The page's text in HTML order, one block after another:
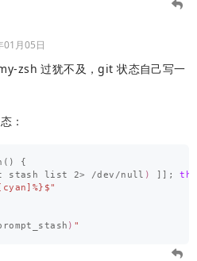
01月05日
zsh 过犹不及，git 状态自己写一
：
()
{
stash list 2> /dev/null ) ;
[cyan]%}$"
) "